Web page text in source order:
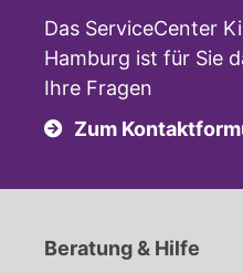
Das ServiceCenter
Hamburg ist für Sie
Ihre Fragen
Zum
Beratung & Hilfe